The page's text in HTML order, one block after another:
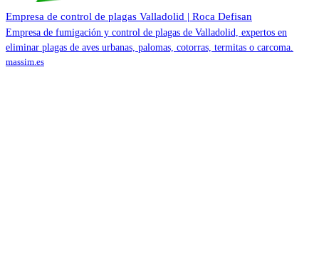
Empresa de control de plagas Valladolid | Roca Defisan
Empresa de fumigación y control de plagas de Valladolid, expertos en
eliminar plagas de aves urbanas, palomas, cotorras, termitas o carcoma.
massim.es